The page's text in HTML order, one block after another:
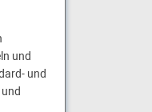
und
und